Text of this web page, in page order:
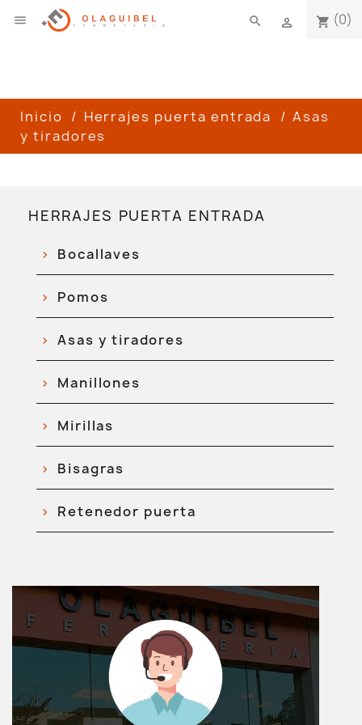
 shopping_cart (0)

search
Inicio Herrajes puerta entrada
Asas
y tiradores
HERRAJES PUERTA ENTRADA
Bocallaves
Pomos
Asas y tiradores
Manillones
Mirillas
Bisagras
Retenedor puerta